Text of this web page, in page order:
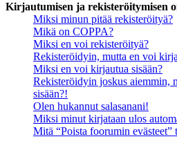
Kirjautumisen ja rekisteröitymisen
Miksi minun pitää rekisteröityä?
Mikä on COPPA?
Miksi en voi rekisteröityä?
Rekisteröidyin, mutta en voi
Miksi en voi kirjautua sisään?
Rekisteröidyin joskus aiemmin,
sisään?!
Olen hukannut salasanani!
Miksi minut kirjataan ulos
Mitä “Poista foorumin evästeet”